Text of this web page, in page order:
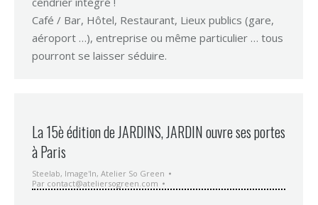
Café / Bar, Hôtel, Restaurant, Lieux publics (gare,
aéroport …), entreprise ou même particulier … tous
pourront se laisser séduire.
La 15è édition de JARDINS, JARDIN ouvre ses portes
à Paris
Steelab, Image'In, Atelier So Green
Par contact@ateliersogreen.com